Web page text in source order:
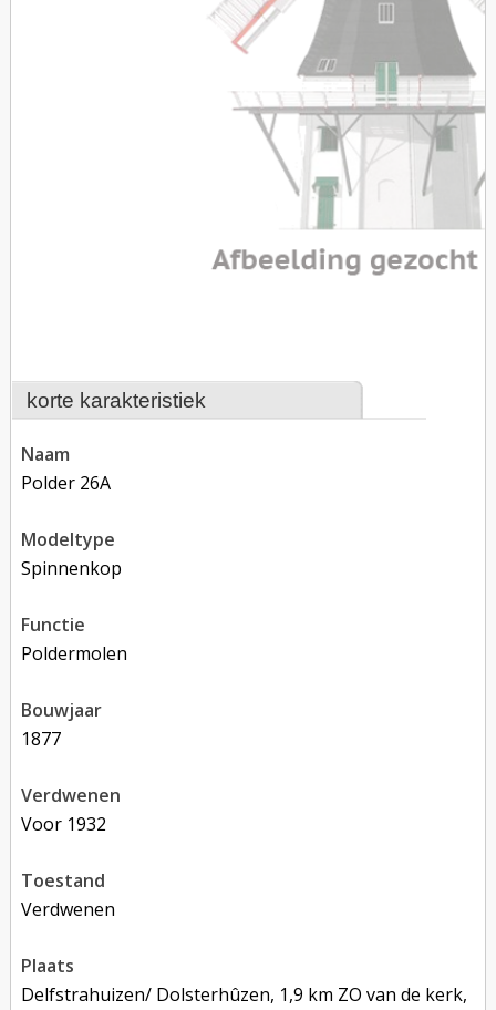
korte karakteristiek
naam
Polder 26A
modeltype
Spinnenkop
functie
poldermolen
bouwjaar
1877
verdwenen
voor 1932
toestand
verdwenen
plaats
Delfstrahuizen/ Dolsterhûzen, 1,9 km ZO van de kerk,